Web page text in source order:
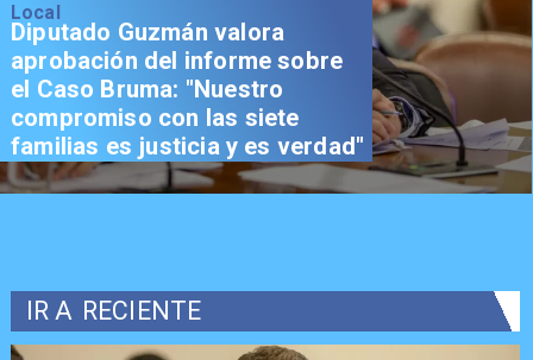
Local
Diputado Guzmán valora
aprobación del informe sobre
el Caso Bruma: "Nuestro
compromiso con las siete
familias es justicia y es verdad"
IR A RECIENTE